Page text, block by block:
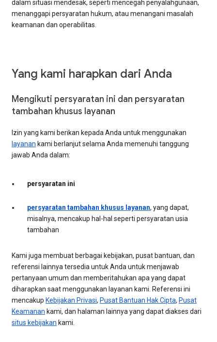
dalam situasi mendesak, seperti mencegah penyalahgunaan,
menanggapi persyaratan hukum, atau menangani masalah
keamanan dan operabilitas.
Yang kami harapkan dari Anda
Mengikuti persyaratan ini dan persyaratan
tambahan khusus layanan
Izin yang kami berikan kepada Anda untuk menggunakan
layanan kami berlanjut selama Anda memenuhi tanggung
jawab Anda dalam:
persyaratan ini
persyaratan tambahan khusus layanan, yang dapat,
misalnya, mencakup hal-hal seperti persyaratan usia
tambahan
Kami juga membuat berbagai kebijakan, pusat bantuan, dan
referensi lainnya tersedia untuk Anda untuk menjawab
pertanyaan umum dan memberitahukan apa yang dapat
diharapkan saat menggunakan layanan kami. Referensi ini
mencakup Kebijakan Privasi, Pusat Bantuan Hak Cipta, Pusat
Keamanan kami, dan halaman lainnya yang dapat diakses dari
situs kebijakan kami.